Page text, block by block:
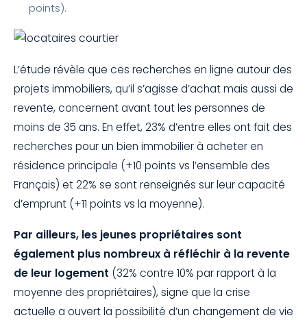
points).
L’étude révèle que ces recherches en ligne autour des
projets immobiliers, qu’il s’agisse d’achat mais aussi de
revente, concernent avant tout les personnes de
moins de 35 ans. En effet, 23% d’entre elles ont fait des
recherches pour un bien immobilier à acheter en
résidence principale (+10 points vs l’ensemble des
Français) et 22% se sont renseignés sur leur capacité
d’emprunt (+11 points vs la moyenne).
Par ailleurs, les jeunes propriétaires sont
également plus nombreux à réfléchir à la revente
de leur logement (32% contre 10% par rapport à la
moyenne des propriétaires), signe que la crise
actuelle a ouvert la possibilité d’un changement de vie